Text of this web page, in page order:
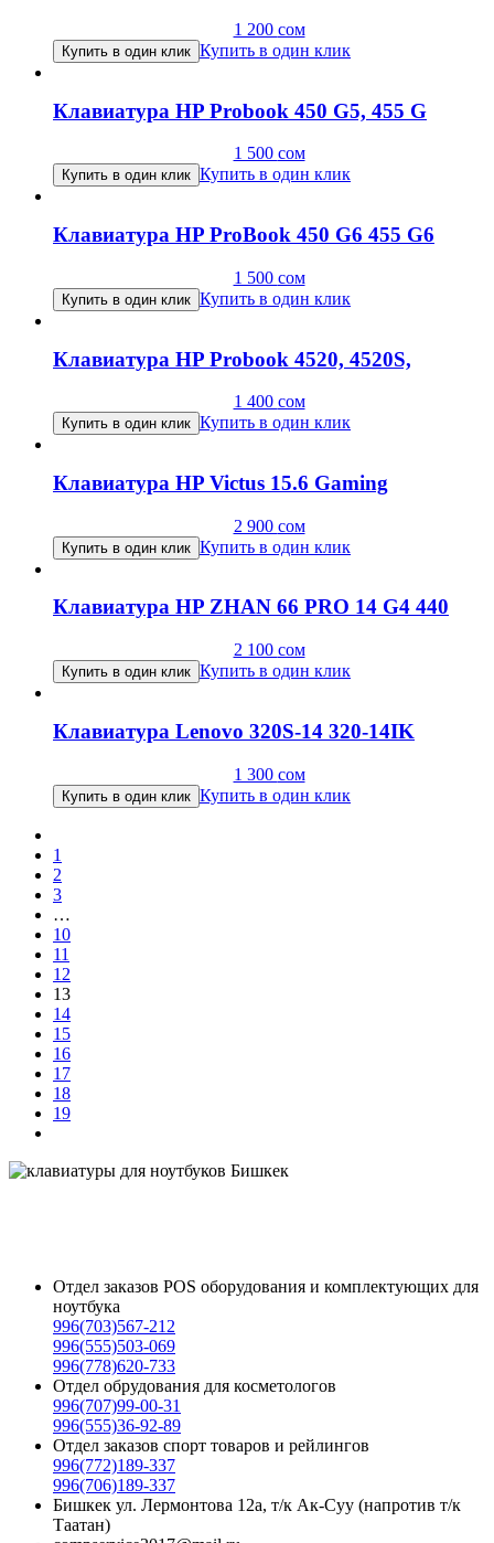
1 200 сом
Купить в один клик Купить в один клик
Клавиатура HP Probook 450 G5, 455 G
1 500 сом
Купить в один клик Купить в один клик
Клавиатура HP ProBook 450 G6 455 G6
1 500 сом
Купить в один клик Купить в один клик
Клавиатура HP Probook 4520, 4520S,
1 400 сом
Купить в один клик Купить в один клик
Клавиатура HP Victus 15.6 Gaming
2 900 сом
Купить в один клик Купить в один клик
Клавиатура HP ZHAN 66 PRO 14 G4 440
2 100 сом
Купить в один клик Купить в один клик
Клавиатура Lenovo 320S-14 320-14IK
1 300 сом
Купить в один клик Купить в один клик
1
2
3
…
10
11
12
13
14
15
16
17
18
19
Отдел заказов POS оборудования и комплектующих для
ноутбука
996(703)567-212
996(555)503-069
996(778)620-733
Отдел обрудования для косметологов
996(707)99-00-31
996(555)36-92-89
Отдел заказов спорт товаров и рейлингов
996(772)189-337
996(706)189-337
Бишкек ул. Лермонтова 12а, т/к Ак-Суу (напротив т/к
Таатан)